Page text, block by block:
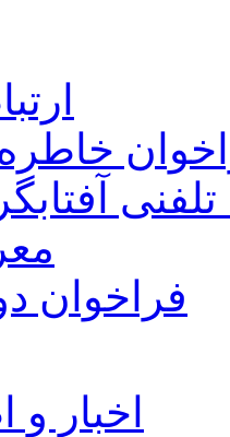
تلفنی
فراخوان
اخبار و